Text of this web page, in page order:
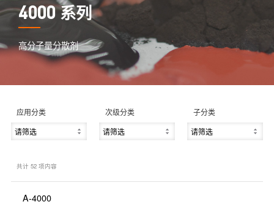
4000 系列
高分子量分散剂
应用分类 次级分类 子分类
共计52 项内容
A-4000